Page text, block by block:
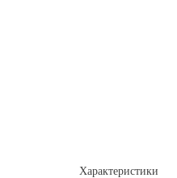
Характеристики